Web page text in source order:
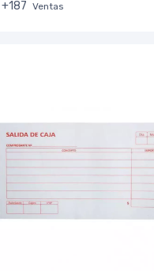
+187 Ventas